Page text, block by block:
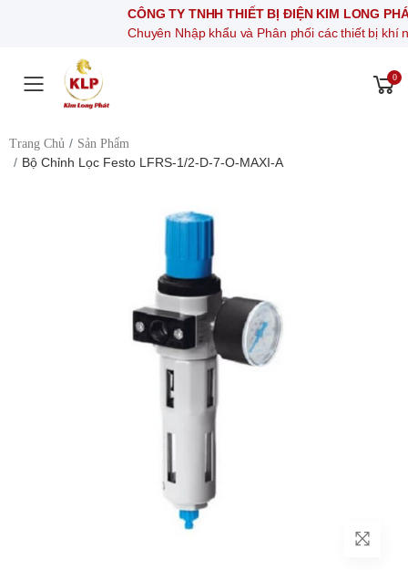
CÔNG TY TNHH THIẾT BỊ ĐIỆN KIM LONG PHÁT
Chuyên Nhập khẩu và Phân phối các thiết bị khí nén, thiết
Toggle mobile menu
0
Trang Chủ Sản Phẩm
Bộ Chỉnh Lọc Festo LFRS-1/2-D-7-O-MAXI-A